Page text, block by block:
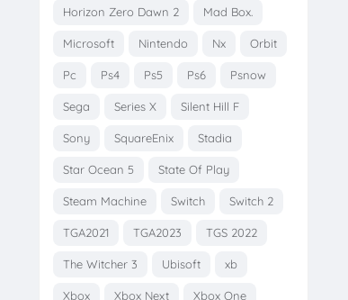
Horizon Zero Dawn 2 Mad Box.
Microsoft Nintendo Nx Orbit
Pc Ps4 Ps5 Ps6 Psnow
Sega Series X Silent Hill F
Sony SquareEnix Stadia
Star Ocean 5 State Of Play
Steam Machine Switch Switch 2
TGA2021 TGA2023 TGS 2022
The Witcher 3 Ubisoft xb
Xbox Xbox Next Xbox One